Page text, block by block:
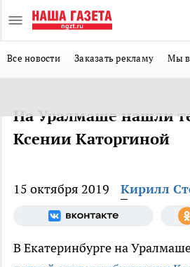
Все новости Заказать рекламу Мы в
На Уралмаше нашли
Ксении Каторгиной
15 октября 2019 Кирилл
В Екатеринбурге на